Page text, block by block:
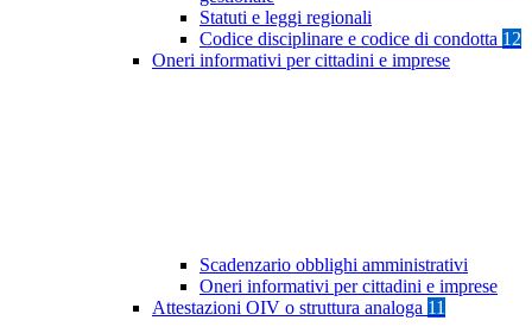
Statuti e leggi regionali
Codice disciplinare e codice di condotta 12
Oneri informativi per cittadini e imprese
Scadenzario obblighi amministrativi
Oneri informativi per cittadini e imprese
Attestazioni OIV o struttura analoga 11